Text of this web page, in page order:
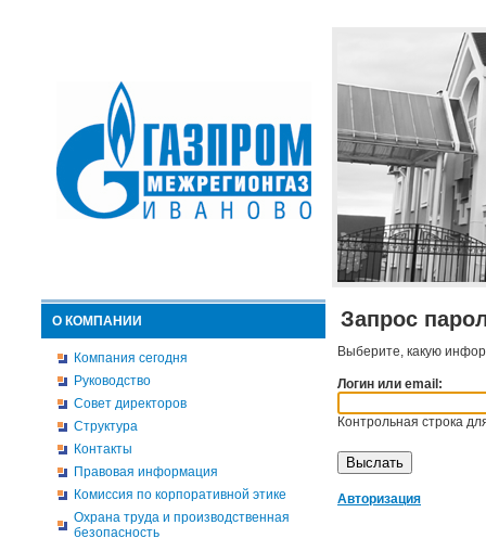
О КОМПАНИИ
Компания сегодня
Руководство
Совет директоров
Структура
Контакты
Правовая информация
Комиссия по корпоративной этике
Охрана труда и производственная
безопасность
Запрос
Выберите, какую
Логин или email:
Контрольная строка
Авторизация